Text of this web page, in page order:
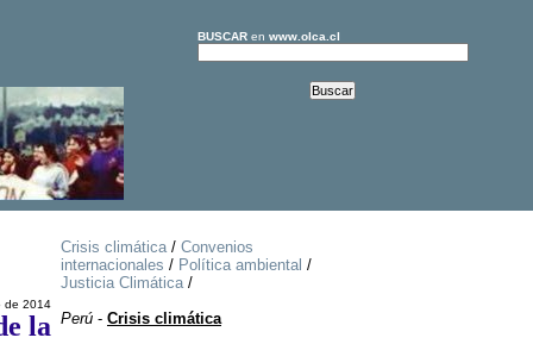
BUSCARen www.olca.cl
de 2014
la
Crisis climática/ Convenios
internacionales / Política ambiental /
Justicia Climática/
Perú- Crisis climática